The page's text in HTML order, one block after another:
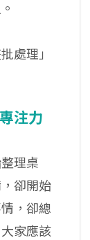
處理」
注力
理桌
卻開始
，卻總
家應該